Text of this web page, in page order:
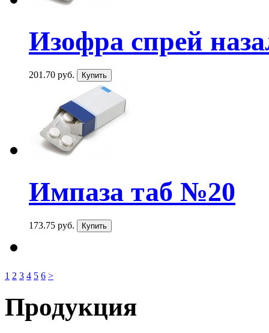
Изофра спрей
201.70 руб.
Импаза таб №20
173.75 руб.
1 2 3 4 5 6 >
Продукция